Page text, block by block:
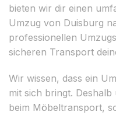
bieten wir dir einen
Umzug von Duisburg
professionellen
sicheren Transport
Wir wissen, dass ein
mit sich bringt.
beim Möbeltransport,